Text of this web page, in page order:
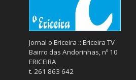
Jornal o Ericeira :: Ericeira TV
Bairro das Andorinhas, nº 10
ERICEIRA
t. 261 863 642